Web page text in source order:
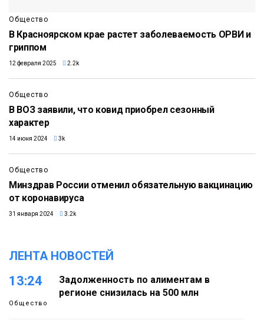
Общество
В Красноярском крае растет заболеваемость ОРВИ и
гриппом
12 февраля 2025 2.2k
Общество
В ВОЗ заявили, что ковид приобрел сезонный
характер
14 июня 2024 3k
Общество
Минздрав России отменил обязательную вакцинацию
от коронавируса
31 января 2024 3.2k
ЛЕНТА НОВОСТЕЙ
13:24
Общество
Задолженность по алиментам в
регионе снизилась на 500 млн